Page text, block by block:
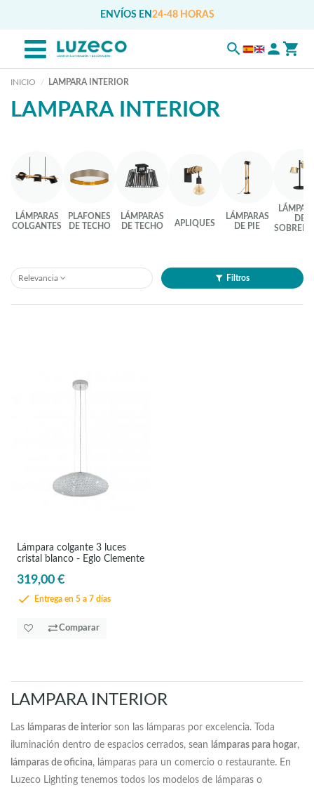
ENVÍOS EN 24-48 HORAS
INICIO LAMPARA INTERIOR
LAMPARA INTERIOR
LÁMPARAS
COLGANTES
PLAFONES
DE TECHO
LÁMPARAS
DE TECHO
APLIQUES
LÁMPARAS
DE PIE
DE
Relevancia Filtros
Lámpara colgante 3 luces
cristal blanco - Eglo Clemente
319,00 €
Entrega en 5 a 7 días
Comparar
LAMPARA INTERIOR
Las lámparas de interior son las lámparas por excelencia. Toda
iluminación dentro de espacios cerrados, sean lámparas para hogar,
lámparas de oficina, lámparas para un comercio o restaurante. En
Luzeco Lighting tenemos todos los modelos de lámparas o